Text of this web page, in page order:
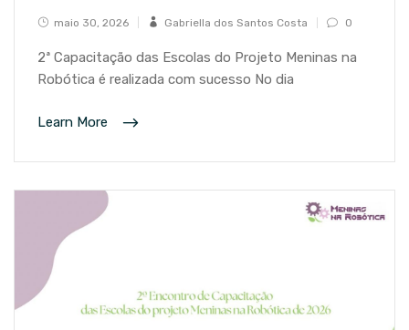
maio 30, 2026 Gabriella dos Santos Costa 0
2ª Capacitação das Escolas do Projeto Meninas na
Robótica é realizada com sucesso No dia
Learn More